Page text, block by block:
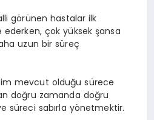
görünen hastalar ilk
çok yüksek şansa
uzun bir süreç
mevcut olduğu sürece
doğru zamanda doğru
süreci sabırla yönetmektir.